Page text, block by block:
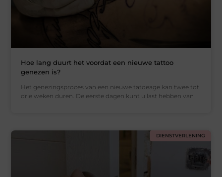
Hoe lang duurt het voordat een nieuwe tattoo
genezen is?
Het genezingsproces van een nieuwe tatoeage kan twee tot
drie weken duren. De eerste dagen kunt u last hebben van
DIENSTVERLENING